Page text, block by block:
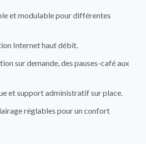
et modulable pour différentes
Internet haut débit.
sur demande, des pauses-café aux
et support administratif sur place.
réglables pour un confort